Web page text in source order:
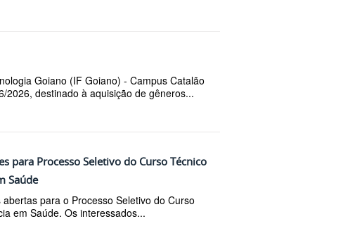
Goiano (IF Goiano) - Campus Catalão
2026, destinado à aquisição de gêneros...
para Processo Seletivo do Curso Técnico
Saúde
para o Processo Seletivo do Curso
em Saúde. Os interessados...